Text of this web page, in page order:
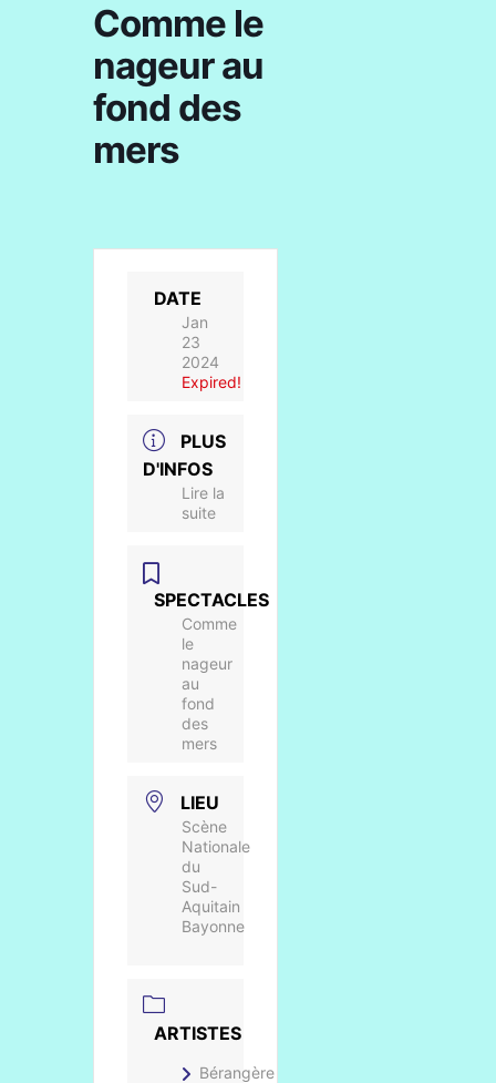
Comme le
nageur au
fond des
mers
DATE
Jan
23
2024
Expired!
PLUS
D'INFOS
Lire la
suite
SPECTACLES
Comme
le
nageur
au
fond
des
mers
LIEU
Scène
Nationale
du
Sud-
Aquitain
Bayonne
ARTISTES
Bérangère